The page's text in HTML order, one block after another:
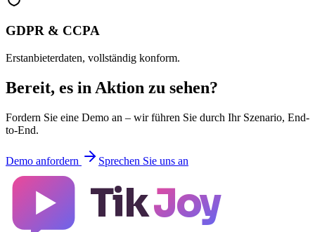
GDPR & CCPA
Erstanbieterdaten, vollständig konform.
Bereit, es in Aktion zu sehen?
Fordern Sie eine Demo an – wir führen Sie durch Ihr Szenario, End-
to-End.
Demo anfordern Sprechen Sie uns an
TikJoy